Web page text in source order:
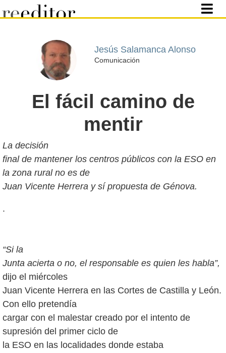
Jesús Salamanca Alonso
Comunicación
El fácil camino de
mentir
La decisión
final de mantener los centros públicos con la ESO en
la zona rural no es de
Juan Vicente Herrera y sí propuesta de Génova.
.
“Si la
Junta acierta o no, el responsable es quien les habla”,
dijo el miércoles
Juan Vicente Herrera en las Cortes de Castilla y León.
Con ello pretendía
cargar con el malestar creado por el intento de
supresión del primer ciclo de
la ESO en las localidades donde estaba